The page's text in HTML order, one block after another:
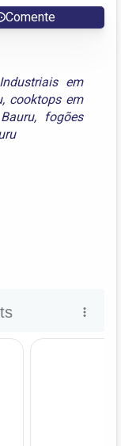
Comente
em
, cooktops em
, fogões